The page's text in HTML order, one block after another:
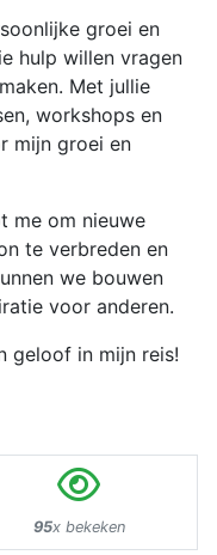
groei en
hulp willen vragen
Met jullie
workshops en
mijn groei en
me om nieuwe
te verbreden en
we bouwen
voor anderen.
geloof in mijn reis!
95x bekeken